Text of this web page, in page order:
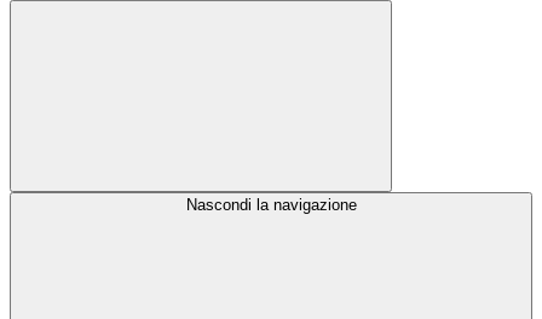
Nascondi la navigazione